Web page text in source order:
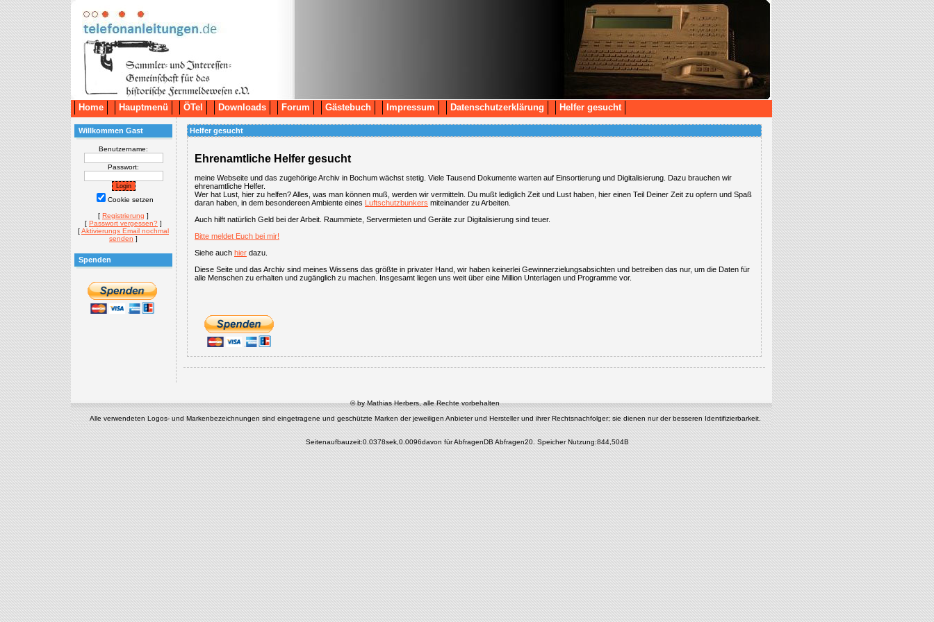
Home Hauptmenü ÖTel Downloads Forum Gästebuch Impressum Datenschutzerklärung Helfer gesucht
Willkommen Gast
Benutzername:
Passwort:
Cookie setzen
[ Registrierung ]
[ Passwort vergessen? ]
[Aktivierungs Email nochmal
senden ]
Spenden
Helfer gesucht
Ehrenamtliche Helfer gesucht
meine Webseite und das zugehörige Archiv in Bochum wächst stetig. Viele Tausend Dokumente warten auf Einsortierung und Digitalisierung. Dazu brauchen wir
ehrenamtliche Helfer.
Wer hat Lust, hier zu helfen? Alles, was man können muß, werden wir vermitteln. Du mußt lediglich Zeit und Lust haben, hier einen Teil Deiner Zeit zu opfern und Spaß
daran haben, in dem besondereen Ambiente eines Luftschutzbunkers miteinander zu Arbeiten.
Auch hilft natürlich Geld bei der Arbeit. Raummiete, Servermieten und Geräte zur Digitalisierung sind teuer.
Bitte meldet Euch bei mir!
Siehe auch hier dazu.
Diese Seite und das Archiv sind meines Wissens das größte in privater Hand, wir haben keinerlei Gewinnerzielungsabsichten und betreiben das nur, um die Daten für
alle Menschen zu erhalten und zugänglich zu machen. Insgesamt liegen uns weit über eine Million Unterlagen und Programme vor.
© by Mathias Herbers, alle Rechte vorbehalten
Alle verwendeten Logos- und Markenbezeichnungen sind eingetragene und geschützte Marken der jeweiligen Anbieter und Hersteller und ihrer Rechtsnachfolger; sie dienen nur der besseren Identifizierbarkeit.
Seitenaufbauzeit:0.0378sek,0.0096davon für AbfragenDB Abfragen20. Speicher Nutzung:844,504B